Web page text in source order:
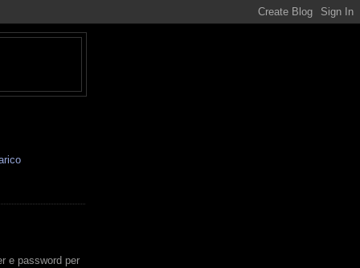
e password per